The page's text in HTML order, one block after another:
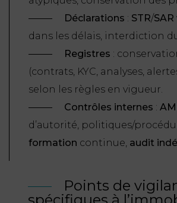
Déclarations : STR/SAR
dans les délais, interdiction
Registres :
(contrats, KYC, analyses,
selon les règles en vigueur.
Contrôles internes :
d’autorité, politiques/
formation continue, audit indé
Points de